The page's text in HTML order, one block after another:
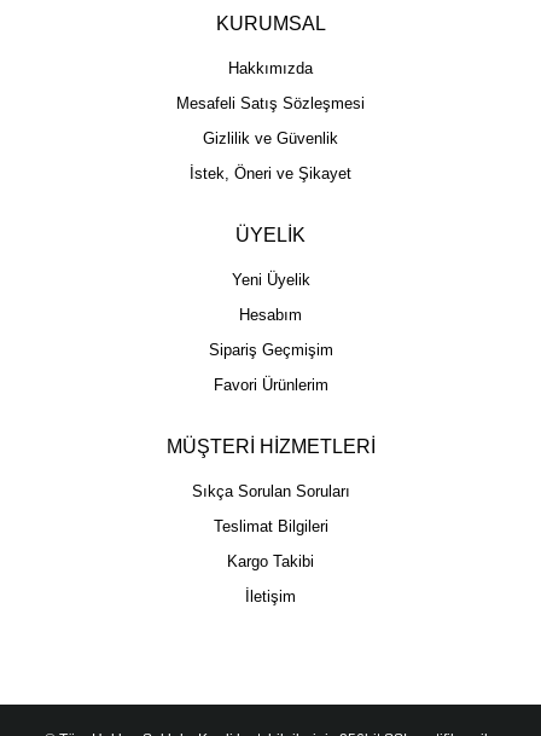
KURUMSAL
Hakkımızda
Mesafeli Satış Sözleşmesi
Gizlilik ve Güvenlik
İstek, Öneri ve Şikayet
ÜYELİK
Yeni Üyelik
Hesabım
Sipariş Geçmişim
Favori Ürünlerim
MÜŞTERİ HİZMETLERİ
Sıkça Sorulan Soruları
Teslimat Bilgileri
Kargo Takibi
İletişim